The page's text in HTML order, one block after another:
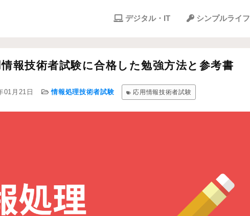
デジタル・IT シンプルライフ
報技術者試験に合格した勉強方法と参考書
01月21日 情報処理技術者試験 応用情報技術者試験